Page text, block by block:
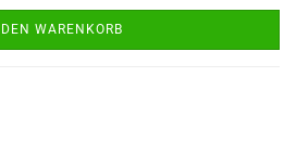
DEN WARENKORB